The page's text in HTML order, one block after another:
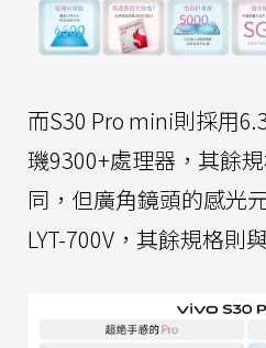
而S30 Pro mini則採用
璣9300+處理器，其餘
同，但廣角鏡頭的感光
LYT-700V，其餘規格則